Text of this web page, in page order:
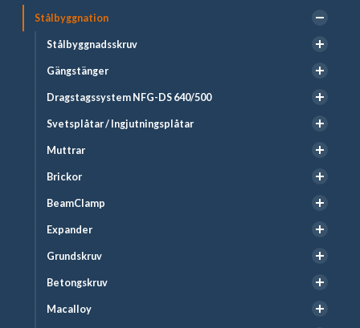
Stålbyggnation
Stålbyggnadsskruv
Gängstänger
Dragstagssystem NFG-DS 640/500
Svetsplåtar / Ingjutningsplåtar
Muttrar
Brickor
BeamClamp
Expander
Grundskruv
Betongskruv
Macalloy